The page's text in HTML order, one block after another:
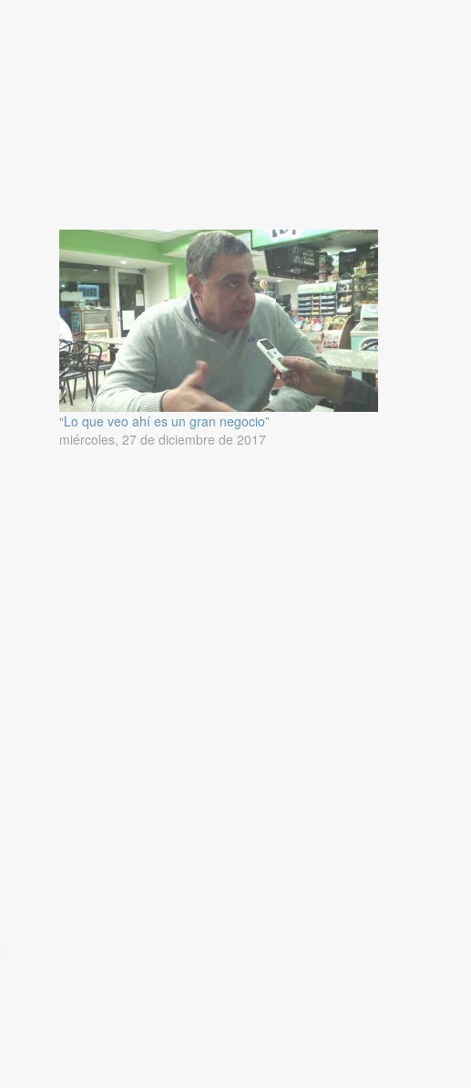
“Lo que veo ahí es un gran negocio”
miércoles, 27 de diciembre de 2017